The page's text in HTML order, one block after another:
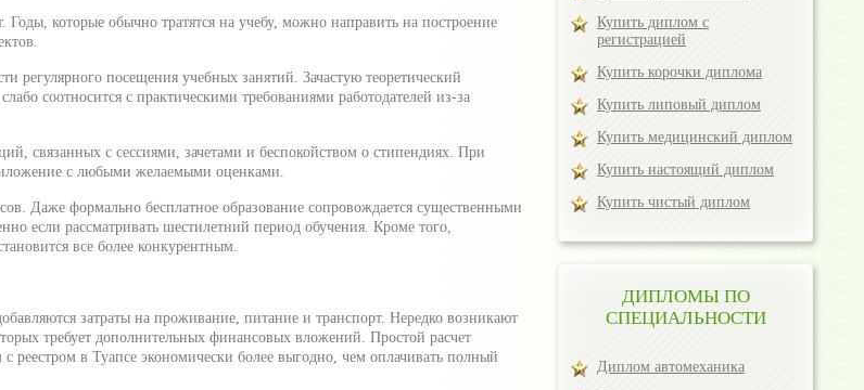
которые обычно тратятся на учебу, можно направить на построение
регулярного посещения учебных занятий. Зачастую теоретический
соотносится с практическими требованиями работодателей из-за
связанных с сессиями, зачетами и беспокойством о стипендиях. При
с любыми желаемыми оценками.
Даже формально бесплатное образование сопровождается существенными
если рассматривать шестилетний период обучения. Кроме того,
все более конкурентным.
затраты на проживание, питание и транспорт. Нередко возникают
требует дополнительных финансовых вложений. Простой расчет
реестром в Туапсе экономически более выгодно, чем оплачивать полный
Купить диплом с
регистрацией
Купить корочки диплома
Купить липовый диплом
Купить медицинский диплом
Купить настоящий диплом
Купить чистый диплом
ДИПЛОМЫ ПО
СПЕЦИАЛЬНОСТИ
Диплом автомеханика